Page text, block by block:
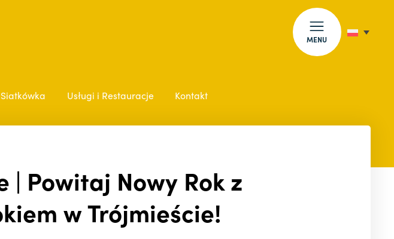
MENU
Siatkówka Usługi i Restauracje Kontakt
Powitaj Nowy Rok z
w Trójmieście!